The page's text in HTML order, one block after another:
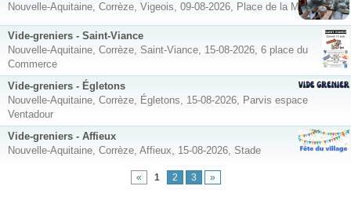
Nouvelle-Aquitaine, Corrèze, Vigeois, 09-08-2026, Place de la Mairie
Vide-greniers - Saint-Viance
Nouvelle-Aquitaine, Corrèze, Saint-Viance, 15-08-2026, 6 place du
Commerce
Vide-greniers - Égletons
Nouvelle-Aquitaine, Corrèze, Égletons, 15-08-2026, Parvis espace
Ventadour
Vide-greniers - Affieux
Nouvelle-Aquitaine, Corrèze, Affieux, 15-08-2026, Stade
« 1 2 3 »